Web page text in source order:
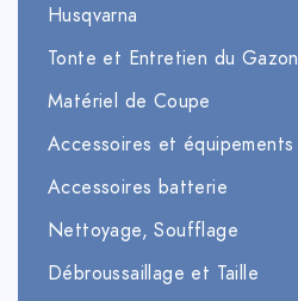
Husqvarna
Tonte et Entretien du Gazon
Matériel de Coupe
Accessoires et équipements
Accessoires batterie
Nettoyage, Soufflage
Débroussaillage et Taille